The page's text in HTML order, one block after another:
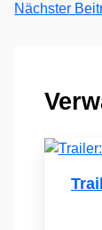
Nächster